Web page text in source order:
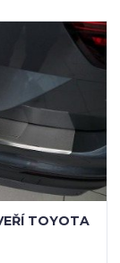
TOYOTA